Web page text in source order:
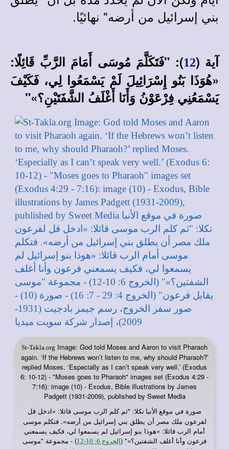
بني إسرائيل من أرضه" نهائيًا.
آية (12
): "فَتَكَلَّمَ مُوسَى أَمَامَ الرَّبِّ قَائِلًا:
«هُوَذَا بَنُو إِسْرَائِيلَ لَمْ يَسْمَعُوا لِي، فَكَيْفَ
يَسْمَعُنِي فِرْعَوْنُ وَأَنَا أَغْلَفُ الشَّفَتَيْنِ؟»"
St-Takla.org Image: God told Moses and Aaron to visit Pharaoh
again. ‘If the Hebrews won’t listen to me, why should Pharaoh?’
replied Moses. ‘Especially as I can’t speak very well.’ (Exodus
6: 10-12) - "Moses goes to Pharaoh" images set (Exodus 4:29 -
7:16): image (10) - Exodus, Bible illustrations by James
Padgett (1931-2009), published by Sweet Media
صورة في موقع الأنبا تكلا: "ثم كلم الرب موسى قائلا: «ادخل قل
لفرعون ملك مصر أن يطلق بني إسرائيل من أرضه». فتكلم موسى
أمام الرب قائلا: «هوذا بنو إسرائيل لم يسمعوا لي، فكيف يسمعني
فرعون وأنا أغلف الشفتين؟»" ( الخروج 6: 10-12
) - مجموعة "موسى